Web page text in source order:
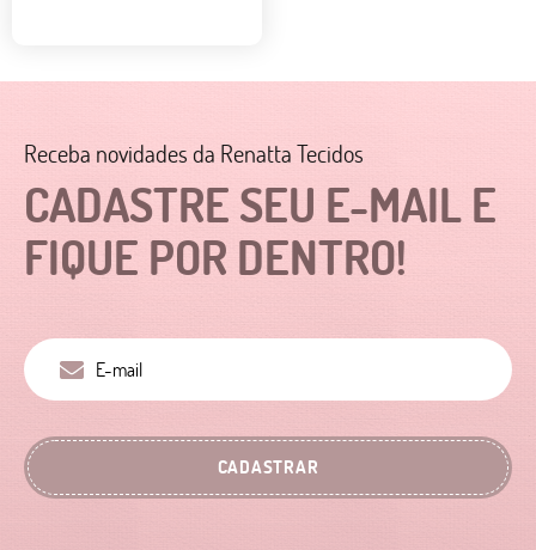
CADASTRE SEU E-MAIL E
FIQUE POR DENTRO!
Receba novidades da Renatta Tecidos
CADASTRAR